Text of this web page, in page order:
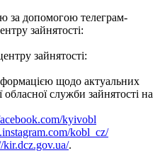
за допомогою телеграм-
зайнятості:
зайнятості:
щодо актуальних
обласної служби зайнятості на
kyivobl
kobl_cz/
kir.dcz.gov.ua/.